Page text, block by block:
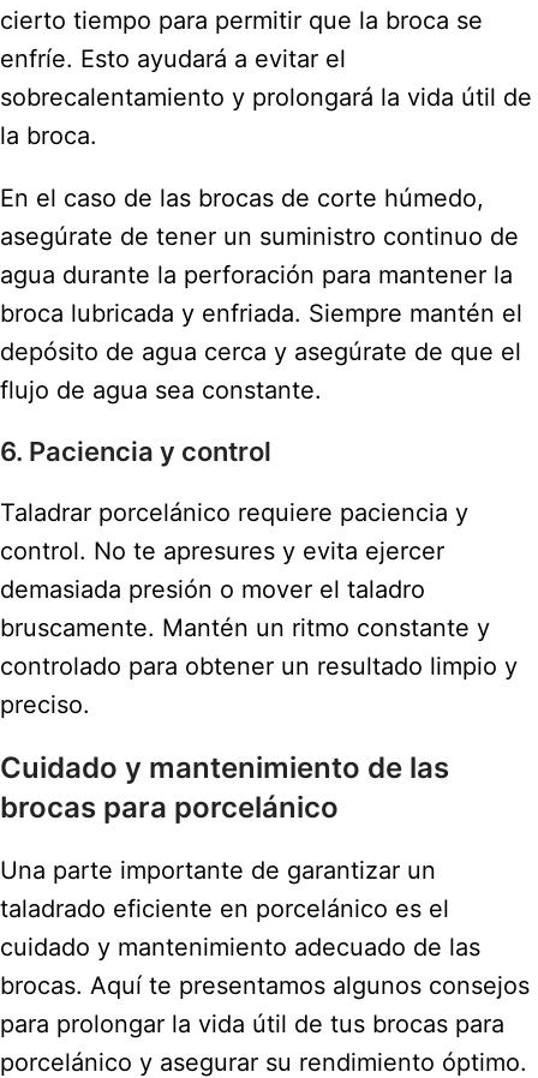
cierto tiempo para permitir que la broca se
enfríe. Esto ayudará a evitar el
sobrecalentamiento y prolongará la vida útil de
la broca.
En el caso de las brocas de corte húmedo,
asegúrate de tener un suministro continuo de
agua durante la perforación para mantener la
broca lubricada y enfriada. Siempre mantén el
depósito de agua cerca y asegúrate de que el
flujo de agua sea constante.
6. Paciencia y control
Taladrar porcelánico requiere paciencia y
control. No te apresures y evita ejercer
demasiada presión o mover el taladro
bruscamente. Mantén un ritmo constante y
controlado para obtener un resultado limpio y
preciso.
Cuidado y mantenimiento de las
brocas para porcelánico
Una parte importante de garantizar un
taladrado eficiente en porcelánico es el
cuidado y mantenimiento adecuado de las
brocas. Aquí te presentamos algunos consejos
para prolongar la vida útil de tus brocas para
porcelánico y asegurar su rendimiento óptimo.